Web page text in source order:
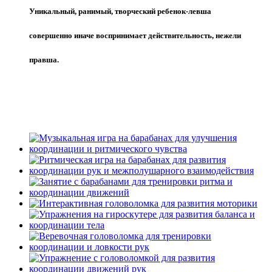
Уникальный, ранимый, творческий ребенок-левша
совершенно иначе воспринимает действительность, нежели
правша.